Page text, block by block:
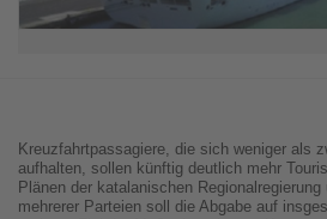
Kreuzfahrtpassagiere, die sich weniger als
aufhalten, sollen künftig deutlich mehr
Plänen der katalanischen
mehrerer Parteien soll die Abgabe auf